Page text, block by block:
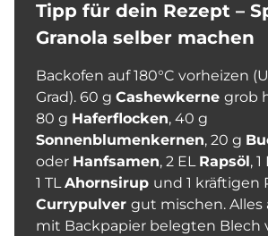
Tipp für dein Rezept –
Granola selber machen
Backofen auf 180°C vorheizen
Grad). 60 g Cashewkerne grob
80 g Haferflocken, 40 g
Sonnenblumenkernen, 20 g
oder Hanfsamen, 2 EL Rapsöl, 1
1 TLAhornsirup und 1 kräftigen
Currypulver gut mischen. Alles
mit Backpapier belegten Blech